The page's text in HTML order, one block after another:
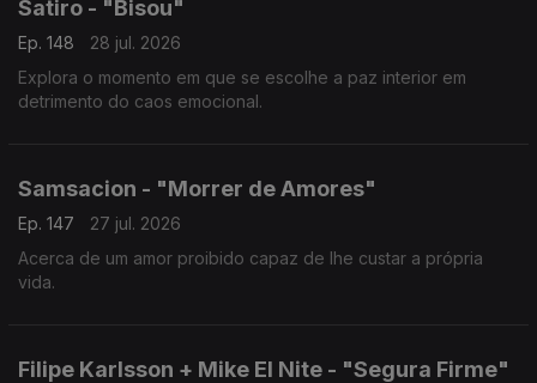
Satiro - "Bisou"
Ep. 148
28 jul. 2026
Explora o momento em que se escolhe a paz interior em
detrimento do caos emocional.
Samsacion - "Morrer de Amores"
Ep. 147
27 jul. 2026
Acerca de um amor proibido capaz de lhe custar a própria
vida.
Filipe Karlsson + Mike El Nite - "Segura Firme"